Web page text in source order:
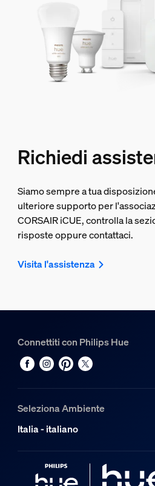
Richiedi
Siamo sempre a tua
ulteriore supporto per
CORSAIR iCUE, controlla la
risposte oppure contattaci.
Visita l'assistenza
Connettiti con Philips Hue
Seleziona Ambiente
Italia - italiano